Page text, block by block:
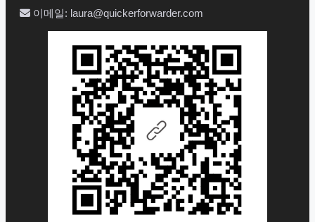
이메일: laura@quickerforwarder.com